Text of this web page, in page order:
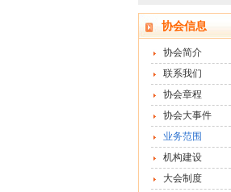
协会信息
协会简介
联系我们
协会章程
协会大事件
业务范围
机构建设
大会制度